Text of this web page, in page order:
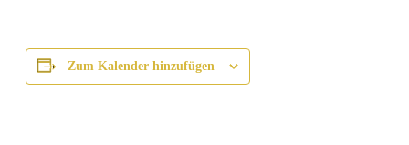
Zum Kalender hinzufügen